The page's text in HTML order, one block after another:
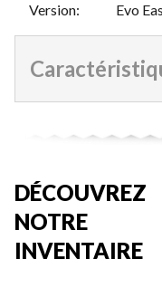
Version: Evo
DÉCOUVREZ
NOTRE
INVENTAIRE